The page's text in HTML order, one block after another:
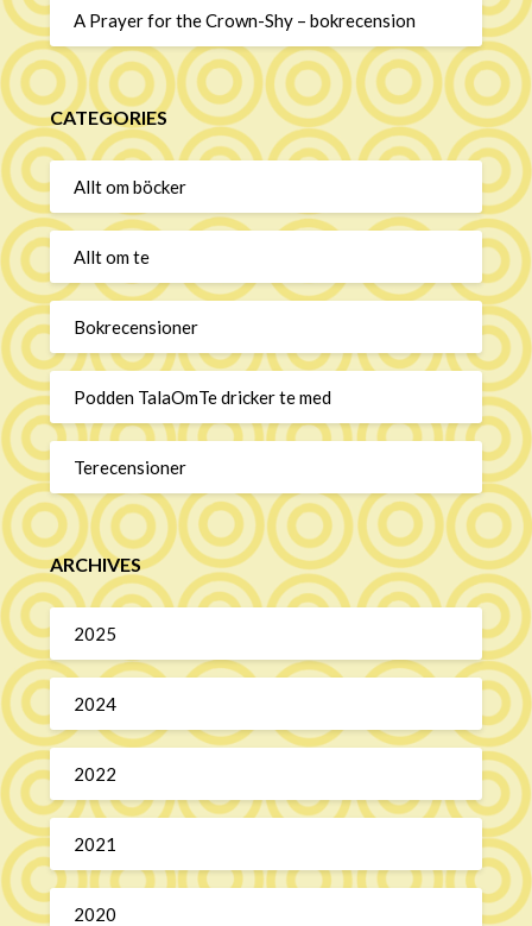
A Prayer for the Crown-Shy – bokrecension
CATEGORIES
Allt om böcker
Allt om te
Bokrecensioner
Podden TalaOmTe dricker te med
Terecensioner
ARCHIVES
2025
2024
2022
2021
2020